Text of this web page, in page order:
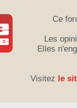
Ce
Les
Elles
Visitez le